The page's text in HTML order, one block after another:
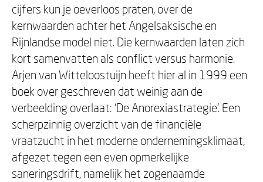
cijfers kun je oeverloos praten, over de
kernwaarden achter het Angelsaksische en
Rijnlandse model niet. Die kernwaarden laten zich
kort samenvatten als conflict versus harmonie.
Arjen van Witteloostuijn heeft hier al in 1999 een
boek over geschreven dat weinig aan de
verbeelding overlaat: ‘De Anorexiastrategie’. Een
scherpzinnig overzicht van de financiële
vraatzucht in het moderne ondernemingsklimaat,
afgezet tegen een even opmerkelijke
saneringsdrift, namelijk het zogenaamde